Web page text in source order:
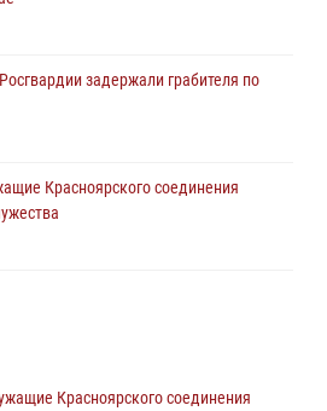
задержали грабителя по
Красноярского соединения
охраны Росгвардии
Красноярского соединения